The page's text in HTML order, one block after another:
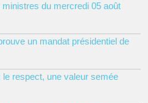
du mercredi 05 août
un mandat présidentiel de
respect, une valeur semée